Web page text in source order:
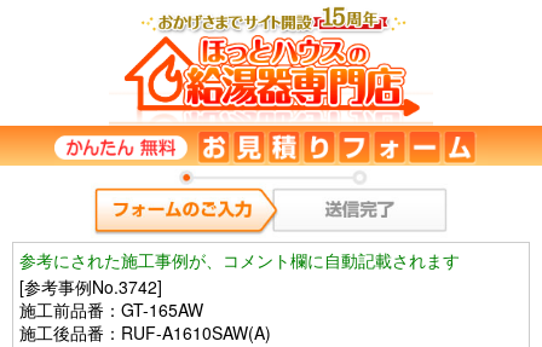
参考にされた施工事例が、コメント欄に自動記載されます
[参考事例No.3742]
施工前品番：GT-165AW
施工後品番：RUF-A1610SAW(A)